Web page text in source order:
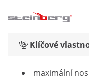
Klíčové
maximální